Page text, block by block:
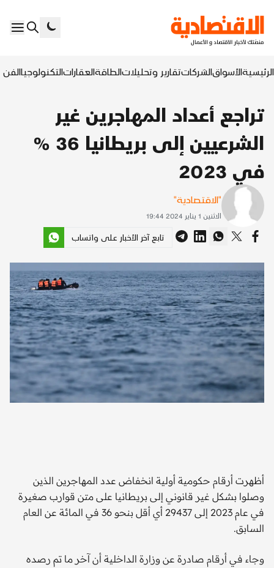
الرئيسيةالأسواقالشركاتتقارير وتحليلاتالطاقةالعقاراتالتكنولوجياالفن
تراجع أعداد المهاجرين غير
الشرعيين إلى بريطانيا 36 %
في 2023
"الاقتصادية"
الاثنين 1 يناير 2024 19:44
تابع آخر الأخبار على واتساب
أظهرت أرقام حكومية أولية انخفاض عدد المهاجرين الذين
وصلوا بشكل غير قانوني إلى بريطانيا على متن قوارب صغيرة
في عام 2023 إلى 29437 أي أقل بنحو 36 في المائة عن العام
السابق.
وجاء في أرقام صادرة عن وزارة الداخلية أن آخر ما تم رصده